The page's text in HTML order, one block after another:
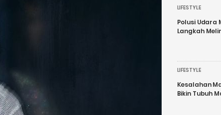
LIFESTYLE
Polusi Udara
Langkah
LIFESTYLE
Kesalahan
Bikin Tubuh